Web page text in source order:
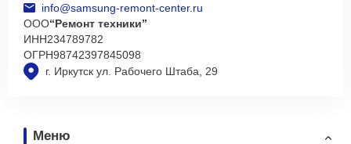
г. Иркутск ул. Рабочего Штаба, 29
info@samsung-remont-center.ru
ООО“Ремонт техники”
ИНН234789782
ОГРН98742397845098
Меню